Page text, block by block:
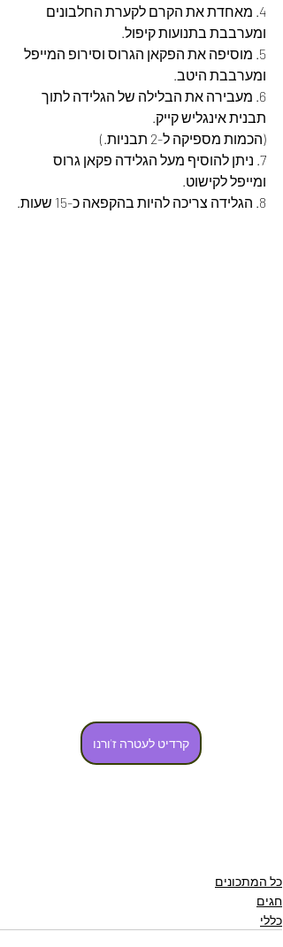
4. מאחדת את הקרם לקערת החלבונים
ומערבבת בתנועות קיפול.
5. מוסיפה את הפקאן הגרוס וסירופ המייפל
ומערבבת היטב.
6. מעבירה את הבלילה של הגלידה לתוך
תבנית אינגליש קייק.
(הכמות מספיקה ל-2 תבניות.)
7. ניתן להוסיף מעל הגלידה פקאן גרוס
ומייפל לקישוט.
8. הגלידה צריכה להיות בהקפאה כ-15 שעות.
קרדיט לעטרה ז'ורנו
כל המתכונים
חגים
כללי